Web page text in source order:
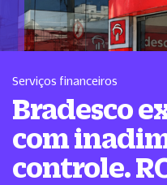
Serviços financeiros
Bradesco
com
controle.